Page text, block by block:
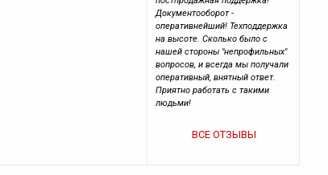
Документооборот -
оперативнейший! Техподдержка
на высоте. Сколько было с
нашей стороны "непрофильных"
вопросов, и всегда мы получали
оперативный, внятный ответ.
Приятно работать с такими
людьми!
ВСЕ ОТЗЫВЫ